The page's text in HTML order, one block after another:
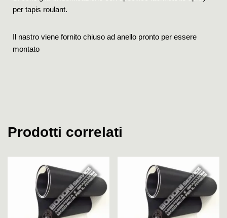
per tapis roulant.
Il nastro viene fornito chiuso ad anello pronto per essere
montato
Prodotti correlati